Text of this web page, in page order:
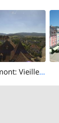
Delemont: Vieille Ville